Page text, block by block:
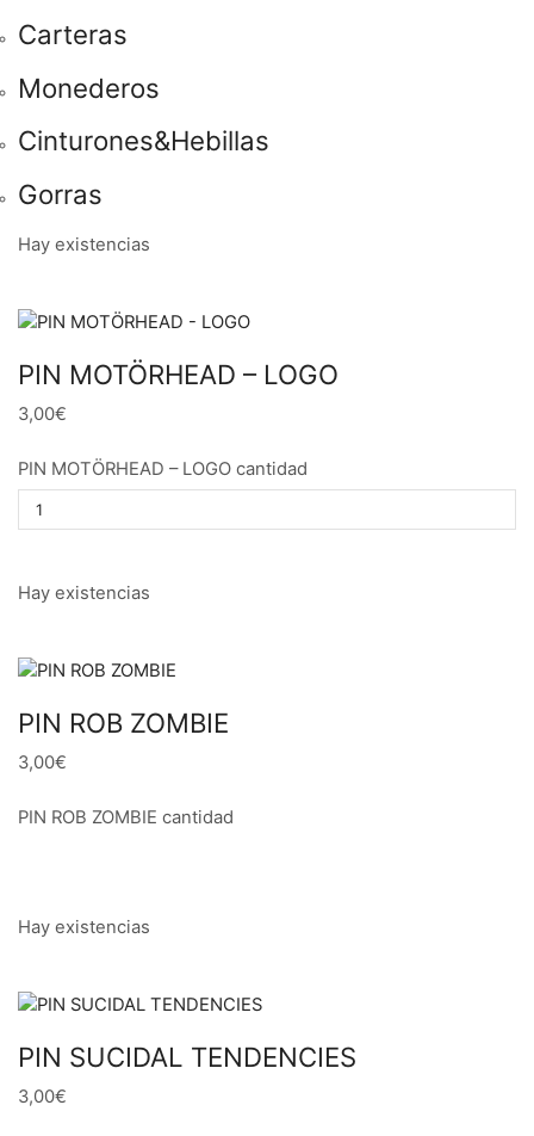
Carteras
Monederos
Cinturones&Hebillas
Gorras
Hay existencias
PIN MOTÖRHEAD – LOGO
3,00€
PIN MOTÖRHEAD – LOGO cantidad
Hay existencias
PIN ROB ZOMBIE
3,00€
PIN ROB ZOMBIE cantidad
Hay existencias
PIN SUCIDAL TENDENCIES
3,00€